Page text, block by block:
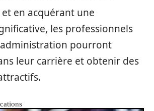
en acquérant une
les professionnels
pourront
leur carrière et obtenir des